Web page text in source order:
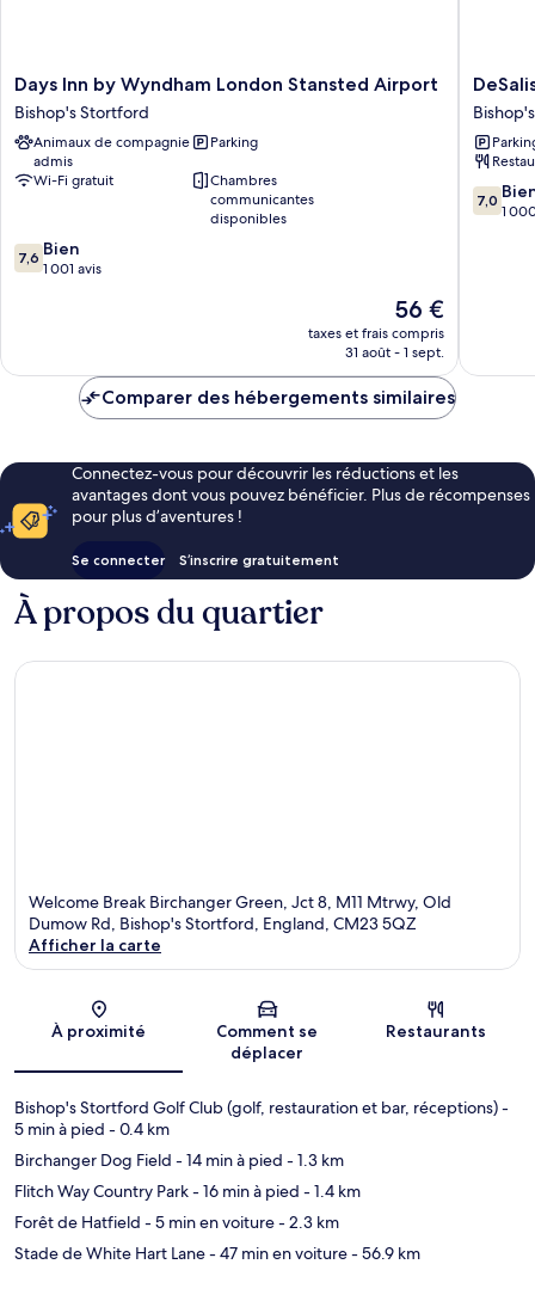
Days
Inn
by
Wyndham
London
Stansted
Stortford
Days Inn by Wyndham London Stansted Airport
Bishop's Stortford
Animaux de compagnie
admis
Parking
Wi-Fi gratuit
Chambres
communicantes
disponibles
7.6
sur
7,6 Bien
1 001 avis
Le
nouveau
prix
de
56 €
taxes et frais compris
31 août - 1 sept.
DeSalis
Hotel
London
Bishop's
7.0
sur
7,0
1
Comparer des hébergements similaires
Connectez-vous pour découvrir les réductions et les
avantages dont vous pouvez bénéficier. Plus de récompenses
pour plus d’aventures !
Se connecter S’inscrire gratuitement
À propos du quartier
Welcome Break Birchanger Green, Jct 8, M11 Mtrwy, Old
Dumow Rd, Bishop's Stortford, England, CM23 5QZ
Afficher la carte
À proximité
Comment se
déplacer
Restaurants
Bishop's Stortford Golf Club (golf, restauration et bar, réceptions)-
5 min à pied - 0.4 km
Birchanger Dog Field - 14 min à pied - 1.3 km
Flitch Way Country Park- 16 min à pied - 1.4 km
Forêt de Hatfield - 5 min en voiture- 2.3 km
Stade de White Hart Lane- 47 min en voiture- 56.9 km